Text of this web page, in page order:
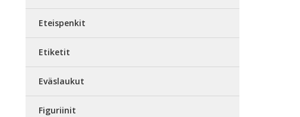
Eteispenkit
Etiketit
Eväslaukut
Figuriinit